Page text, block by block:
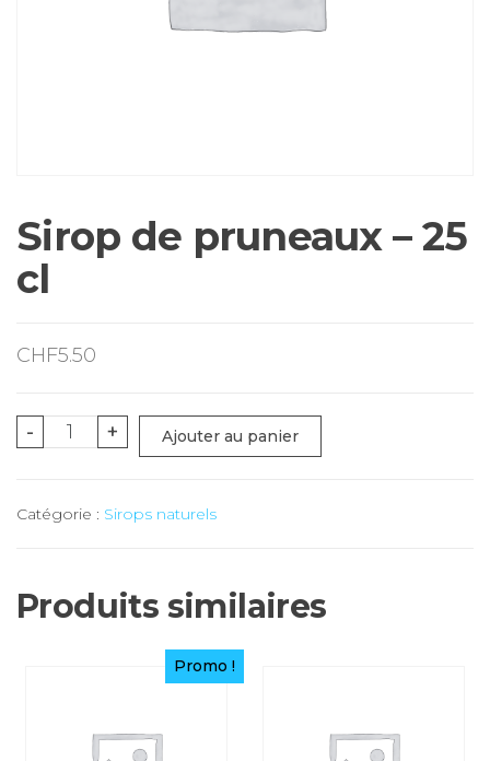
Sirop de pruneaux – 25
cl
CHF5.50
-
quantité
de
25
+ Ajouter au panier
Catégorie : Sirops naturels
Produits similaires
Promo !